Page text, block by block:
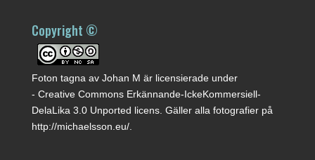
Copyright ©
Foton tagna av Johan M är licensierade under
- Creative Commons Erkännande-IckeKommersiell-
DelaLika 3.0 Unported licens. Gäller alla fotografier på
http://michaelsson.eu/.